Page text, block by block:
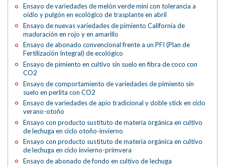
Ensayo de variedades de melón verde mini con tolerancia a
oídio y pulgón en ecológico de trasplante en abril
Ensayo de nuevas variedades de pimiento California de
maduración en rojo y en amarillo
Ensayo de abonado convencional frente a un PFI (Plan de
Fertilización Integral) de ecológico
Ensayo de pimiento en cultivo sin suelo en fibra de coco con
CO2
Ensayo de comportamiento de variedades de pimiento sin
suelo en perlita con CO2
Ensayo de variedades de apio tradicional y doble stick en ciclo
verano-otoño
Ensayo con producto sustituto de materia orgánica en cultivo
de lechuga en ciclo otoño-invierno
Ensayo con producto sustituto de materia orgánica en cultivo
de lechuga en ciclo invierno-primvera
Ensayo de abonado de fondo en cultivo de lechuga